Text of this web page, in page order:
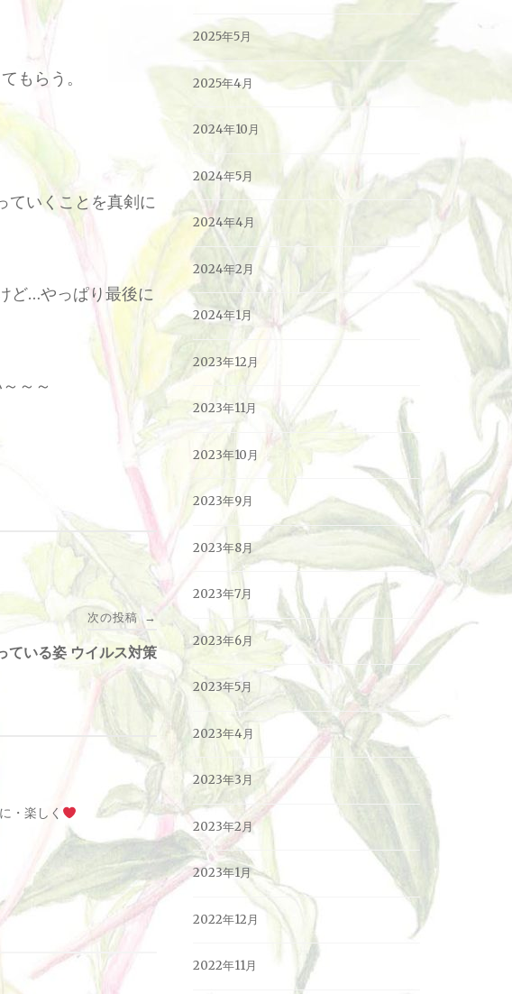
もらう。
ていくことを真剣に
ど…やっぱり最後に
～～
次の投稿 →
ている姿 ウイルス対策
・楽しく
2025年5月
2025年4月
2024年10月
2024年5月
2024年4月
2024年2月
2024年1月
2023年12月
2023年11月
2023年10月
2023年9月
2023年8月
2023年7月
2023年6月
2023年5月
2023年4月
2023年3月
2023年2月
2023年1月
2022年12月
2022年11月